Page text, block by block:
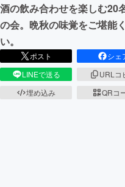
CAMPFIRE for
CAMPFIREふるさ
酒の飲み合わせを楽しむ20
の会。晩秋の味覚をご堪能
い。
ポスト
シェ
LINEで送る
URLコ
埋め込み
QRコ